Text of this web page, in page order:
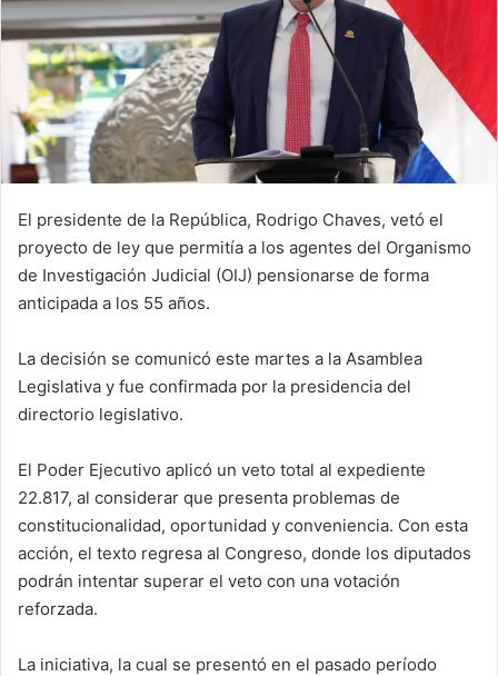
El presidente de la República, Rodrigo Chaves, vetó el
proyecto de ley que permitía a los agentes del Organismo
de Investigación Judicial (OIJ) pensionarse de forma
anticipada a los 55 años.
La decisión se comunicó este martes a la Asamblea
Legislativa y fue confirmada por la presidencia del
directorio legislativo.
El Poder Ejecutivo aplicó un veto total al expediente
22.817, al considerar que presenta problemas de
constitucionalidad, oportunidad y conveniencia. Con esta
acción, el texto regresa al Congreso, donde los diputados
podrán intentar superar el veto con una votación
reforzada.
La iniciativa, la cual se presentó en el pasado período